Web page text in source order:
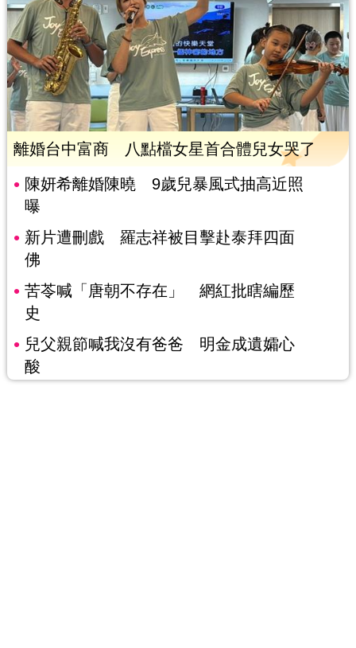
離婚台中富商 八點檔女星首合體兒女哭了
陳妍希離婚陳曉 9歲兒暴風式抽高近照
曝
新片遭刪戲 羅志祥被目擊赴泰拜四面
佛
苦苓喊「唐朝不存在」 網紅批瞎編歷
史
兒父親節喊我沒有爸爸 明金成遺孀心
酸